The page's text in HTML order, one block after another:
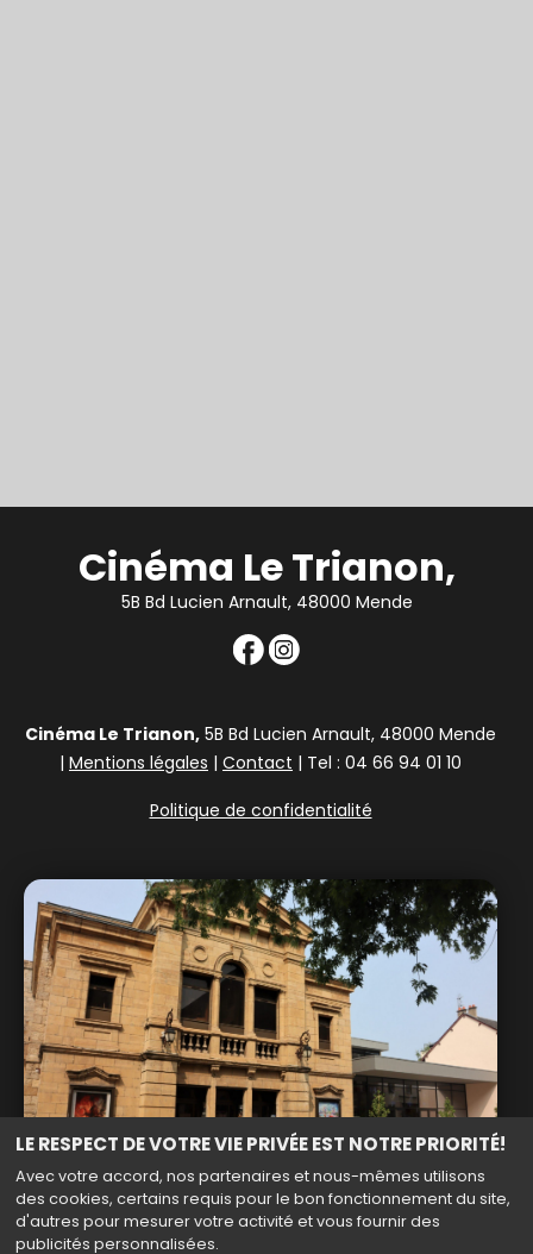
LE RESPECT DE VOTRE VIE PRIVÉE EST NOTRE PRIORITÉ!
Avec votre accord, nos partenaires et nous-mêmes utilisons
des cookies, certains requis pour le bon fonctionnement du site,
d'autres pour mesurer votre activité et vous fournir des
publicités personnalisées.
Cinéma Le Trianon,
5B Bd Lucien Arnault, 48000 Mende
Cinéma Le Trianon, 5B Bd Lucien Arnault, 48000 Mende
| Mentions légales | Contact | Tel : 04 66 94 01 10
Politique de confidentialité